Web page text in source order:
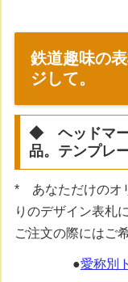
鉄道趣味の
ジして。
◆ ヘッドマー
品。テンプレ
* あなただけのオ
りのデザイン表札
ご注文の際にはご
●愛称別